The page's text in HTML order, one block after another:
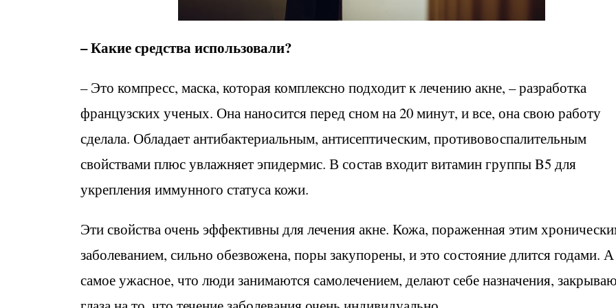
– Какие средства использовали?
– Это компресс, маска, которая комплексно подходит к лечению акне, – разработка
французских ученых. Она наносится перед сном на 20 минут, и все, она свою работу
сделала. Обладает антибактериальным, антисептическим, противовоспалительным
свойствами плюс увлажняет эпидермис. В состав входит витамин группы B5 для
укрепления иммунного статуса кожи.
Эти свойства очень эффективны для лечения акне. Кожа, пораженная этим
заболеванием, сильно обезвожена, поры закупорены, и это состояние длится годами. А
самое ужасное, что люди занимаются самолечением, делают себе назначения,